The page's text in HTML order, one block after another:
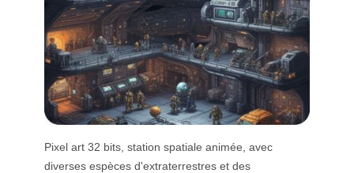
Pixel art 32 bits, station spatiale animée, avec
diverses espèces d'extraterrestres et des